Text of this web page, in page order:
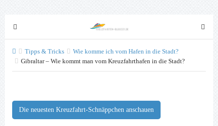
T
o
g
g
l
v
T
o
l
Tipps & Tricks
Wie komme ich vom Hafen in die Stadt?
Gibraltar – Wie kommt man vom Kreuzfahrthafen in die Stadt?
Die neuesten Kreuzfahrt-Schnäppchen anschauen